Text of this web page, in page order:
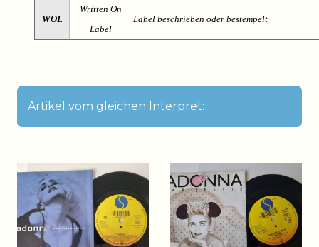
WOL
Written On
Label
Label beschrieben oder bestempelt
Artikel vom gleichen Interpret: